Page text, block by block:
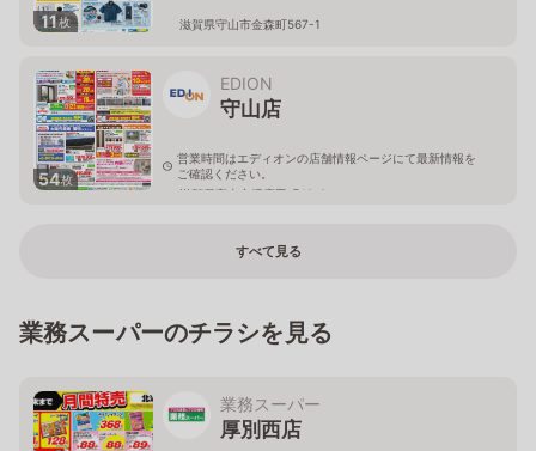
11枚 滋賀県守山市金森町567-1
54枚
EDION
守山店
営業時間はエディオンの店舗情報ページにて最新情報を
ご確認ください。
滋賀県守山市播磨田町42-2
すべて見る
業務スーパーのチラシを見る
業務スーパー
厚別西店